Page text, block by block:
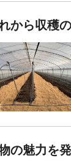
から収穫
の魅力を